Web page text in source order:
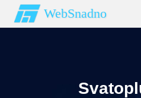
WebSnadno